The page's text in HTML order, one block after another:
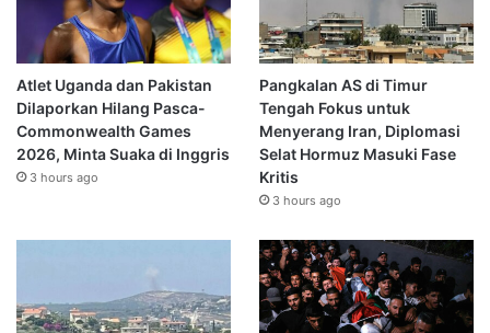
Atlet Uganda dan Pakistan
Dilaporkan Hilang Pasca-
Commonwealth Games
2026, Minta Suaka di Inggris
3 hours ago
Pangkalan AS di Timur
Tengah Fokus untuk
Menyerang Iran, Diplomasi
Selat Hormuz Masuki Fase
Kritis
3 hours ago